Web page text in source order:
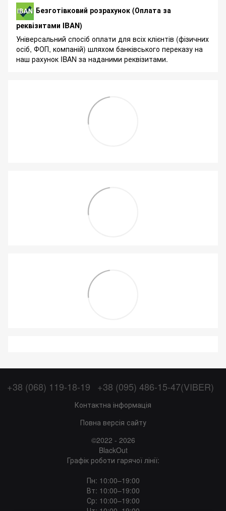
Безготівковий розрахунок (Оплата за
реквізитами IBAN)
Універсальний спосіб оплати для всіх клієнтів (фізичних
осіб, ФОП, компаній) шляхом банківського переказу на
наш рахунок IBAN за наданими реквізитами.
+38 (068) 119-18-19 +38 (095) 486-15-47(VIBER)
Контактна інформація
Повна версія сайту
©2022 - 2026
BlackOut
Графік роботи гарячої лінії:
Пн: 10:00–19:00
Вт: 10:00–19:00
Ср: 10:00–19:00